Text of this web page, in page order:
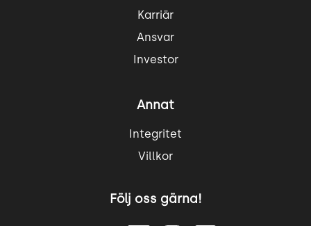
Karriär
Ansvar
Investor
Annat
Integritet
Villkor
Följ oss gärna!